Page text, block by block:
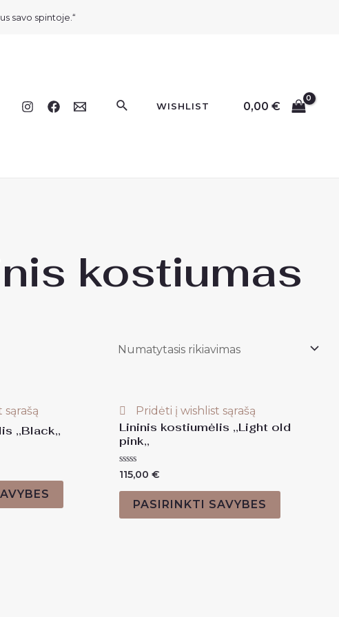
savo spintoje.“
PaieškaWISHLIST 0,00 €
kostiumas
sąrašą
,,Black,,
Pridėti į wishlist sąrašą
Lininis kostiumėlis ,,Light old
pink,,
Įvertinimas:
0
iš
115,00€
PASIRINKTI SAVYBES